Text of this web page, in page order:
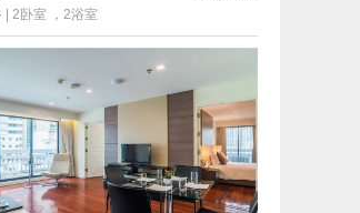
2卧室 ，2浴室